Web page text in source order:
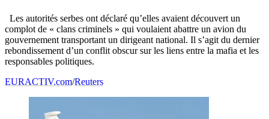
Les autorités serbes ont déclaré qu’elles avaient découvert un
complot de « clans criminels » qui voulaient abattre un avion du
gouvernement transportant un dirigeant national. Il s’agit du dernier
rebondissement d’un conflit obscur sur les liens entre la mafia et les
responsables politiques.
EURACTIV.com/Reuters